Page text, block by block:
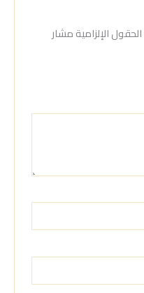
الحقول الإلزامية مشار